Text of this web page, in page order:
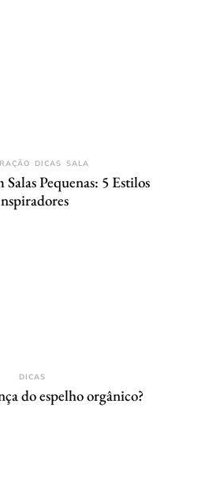
DICAS SALA
Pequenas: 5 Estilos
DICAS
do espelho orgânico?